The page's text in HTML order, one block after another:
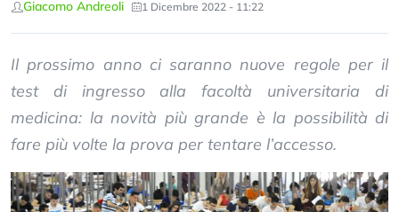
Giacomo Andreoli 1 Dicembre 2022 - 11:22
Il prossimo anno ci saranno nuove regole per il
test di ingresso alla facoltà universitaria di
medicina: la novità più grande è la possibilità di
fare più volte la prova per tentare l’accesso.